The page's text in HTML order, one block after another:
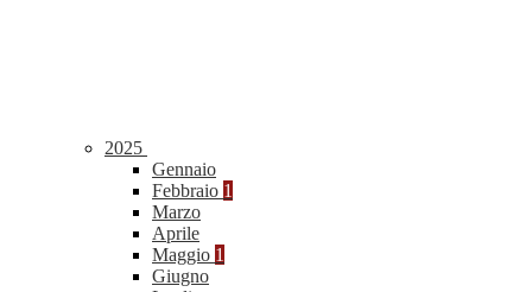
2025
Gennaio
Febbraio 1
Marzo
Aprile
Maggio 1
Giugno